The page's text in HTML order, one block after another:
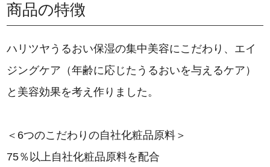
商品の特徴
ハリツヤうるおい保湿の集中美容にこだわり、エイ
ジングケア（年齢に応じたうるおいを与えるケア）
と美容効果を考え作りました。
＜6つのこだわりの自社化粧品原料＞
75％以上自社化粧品原料を配合